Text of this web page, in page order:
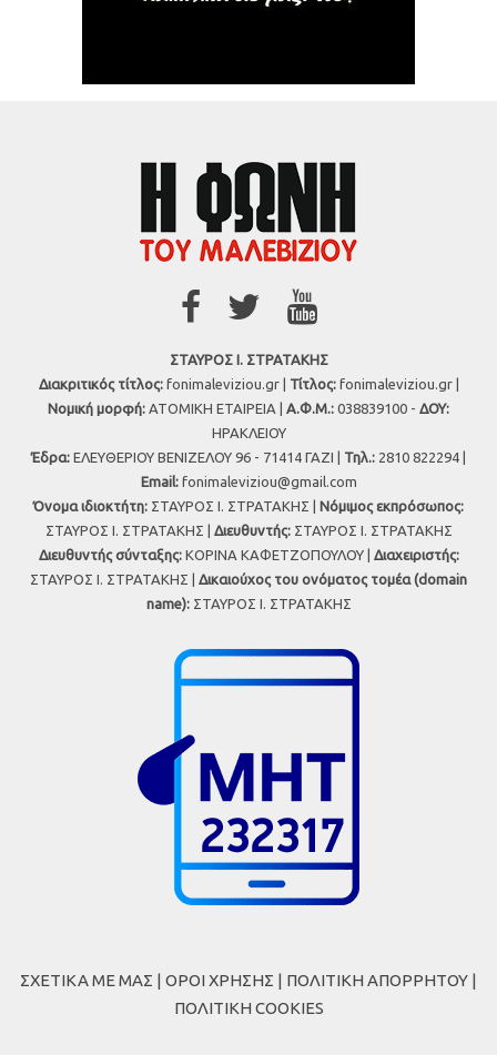
ΣΤΑΥΡΟΣ Ι. ΣΤΡΑΤΑΚΗΣ
Διακριτικός τίτλος:fonimaleviziou.gr | Τίτλος:fonimaleviziou.gr |
Νομική μορφή: ΑΤΟΜΙΚΗ ΕΤΑΙΡΕΙΑ | Α.Φ.Μ.: 038839100 - ΔΟΥ:
ΗΡΑΚΛΕΙΟΥ
Έδρα: ΕΛΕΥΘΕΡΙΟΥ ΒΕΝΙΖΕΛΟΥ 96 - 71414 ΓΑΖΙ | Τηλ.: 2810 822294 |
Εmail: fonimaleviziou@gmail.com
Όνομα ιδιοκτήτη: ΣΤΑΥΡΟΣ Ι. ΣΤΡΑΤΑΚΗΣ | Νόμιμος εκπρόσωπος:
ΣΤΑΥΡΟΣ Ι. ΣΤΡΑΤΑΚΗΣ | Διευθυντής:ΣΤΑΥΡΟΣ Ι. ΣΤΡΑΤΑΚΗΣ
Διευθυντής σύνταξης:ΚΟΡΙΝΑ ΚΑΦΕΤΖΟΠΟΥΛΟΥ | Διαχειριστής:
ΣΤΑΥΡΟΣ Ι. ΣΤΡΑΤΑΚΗΣ | Δικαιούχος του ονόματος τομέα (domain
name):ΣΤΑΥΡΟΣ Ι. ΣΤΡΑΤΑΚΗΣ
ΣΧΕΤΙΚΑ ΜΕ ΜΑΣ | ΟΡΟΙ ΧΡΗΣΗΣ | ΠΟΛΙΤΙΚΗ ΑΠΟΡΡΗΤΟΥ |
ΠΟΛΙΤΙΚΗ COOKIES